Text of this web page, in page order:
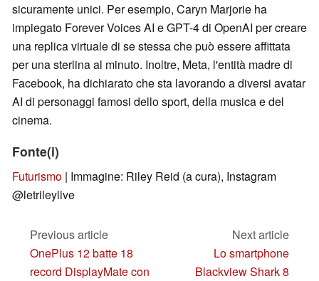
sicuramente unici. Per esempio, Caryn Marjorie ha
impiegato Forever Voices AI e GPT-4 di OpenAI per creare
una replica virtuale di se stessa che può essere affittata
per una sterlina al minuto. Inoltre, Meta, l'entità madre di
Facebook, ha dichiarato che sta lavorando a diversi avatar
AI di personaggi famosi dello sport, della musica e del
cinema.
Fonte(i)
Futurismo | Immagine: Riley Reid (a cura), Instagram
@letrileylive
Previous article
OnePlus 12 batte 18
record DisplayMate con
Next article
Lo smartphone
Blackview Shark 8